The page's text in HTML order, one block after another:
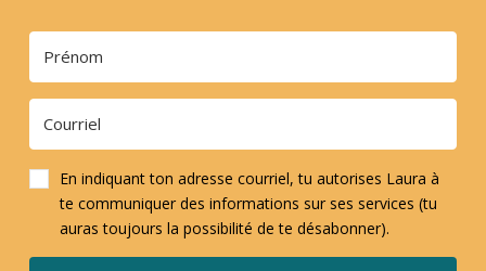
En indiquant ton adresse courriel, tu autorises Laura à
te communiquer des informations sur ses services (tu
auras toujours la possibilité de te désabonner).